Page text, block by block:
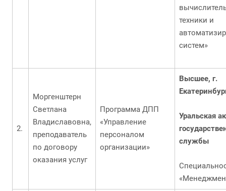
техники и
систем»
Моргенштерн
Светлана
Владиславовна,
преподаватель
по договору
оказания услуг
Программа ДПП
«Управление
персоналом
организации»
Высшее, г.
Уральская
службы